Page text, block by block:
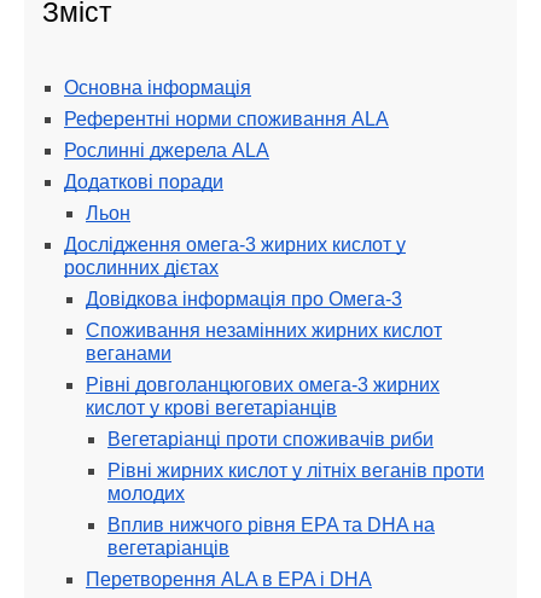
Зміст
Основна інформація
Референтні норми споживання ALA
Рослинні джерела ALA
Додаткові поради
Льон
Дослідження омега-3 жирних кислот у
рослинних дієтах
Довідкова інформація про Омега-3
Споживання незамінних жирних кислот
веганами
Рівні довголанцюгових омега-3 жирних
кислот у крові вегетаріанців
Вегетаріанці проти споживачів риби
Рівні жирних кислот у літніх веганів проти
молодих
Вплив нижчого рівня EPA та DHA на
вегетаріанців
Перетворення ALA в EPA і DHA